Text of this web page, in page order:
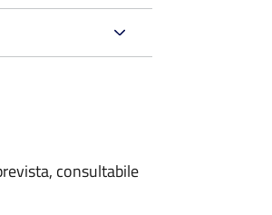
consultabile